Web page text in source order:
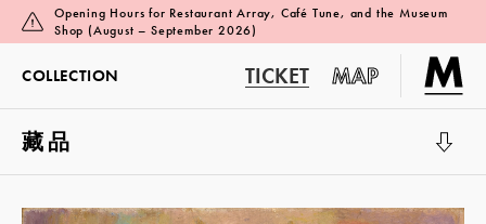
Opening Hours for Restaurant Array, Café Tune, and the Museum
Shop (August – September 2026)
COLLECTION TICKET MAP
藏品